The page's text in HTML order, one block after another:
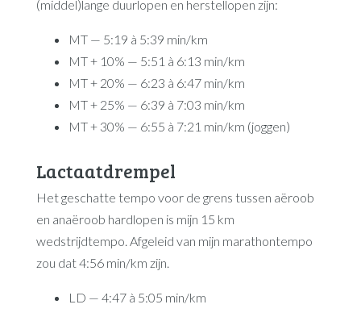
(middel)lange duurlopen en herstellopen zijn:
MT — 5:19 à 5:39 min/km
MT + 10% — 5:51 à 6:13 min/km
MT + 20% — 6:23 à 6:47 min/km
MT + 25% — 6:39 à 7:03 min/km
MT + 30% — 6:55 à 7:21 min/km (joggen)
Lactaatdrempel
Het geschatte tempo voor de grens tussen aëroob
en anaëroob hardlopen is mijn 15 km
wedstrijdtempo. Afgeleid van mijn marathontempo
zou dat 4:56 min/km zijn.
LD — 4:47 à 5:05 min/km